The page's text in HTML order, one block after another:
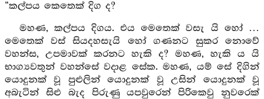
“කල්පය කෙතෙක් දිග ද?
මහණ, කල්පය දිගය. එය මෙතෙක් වසැ යි හෝ …
මෙතෙක් වස් සියදහසැයි හෝ ගණනට සුකර නොවේ
වහන්ස, උපමාවක් කරනට හැකි ද? මහණ, හැකි ය යි
භාග්‍යවතුන් වහන්සේ වදාළ සේක. මහණ, යම් සේ දිගින්
යොදුනක් වූ පුළුලින් යොදුනක් වූ උසින් යොදුනක් වූ
අබැටින් සිළු බැද පිරුණු යපවුරෙන් පිරිකෙවු නුවරෙක්